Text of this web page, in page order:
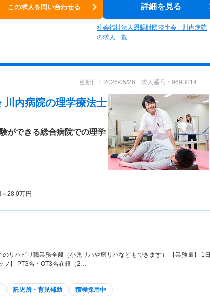
この求人を問い合わせる 詳細を見る
社会福祉法人恩賜財団済生会 川内病院
の求人一覧
更新日：2026/05/26 求人番号：9693014
川内病院の理学療法士
ができる総合病院での理学
28.0万円
のリハビリ職業務全般（小児リハや癌リハなどもできます） 【業務量】 1日
フ】 PT3名・OT3名在籍（2…
託児所・育児補助 積極採用中